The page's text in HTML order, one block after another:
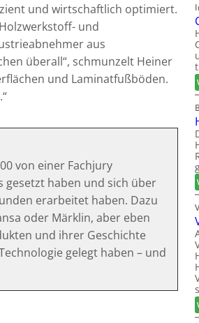
und wirtschaftlich optimiert.
und
aus
überall“, schmunzelt Heiner
und Laminatfußböden.
von einer Fachjury
gesetzt haben und sich über
erarbeitet haben. Dazu
oder Märklin, aber eben
und ihrer Geschichte
gelegt haben – und